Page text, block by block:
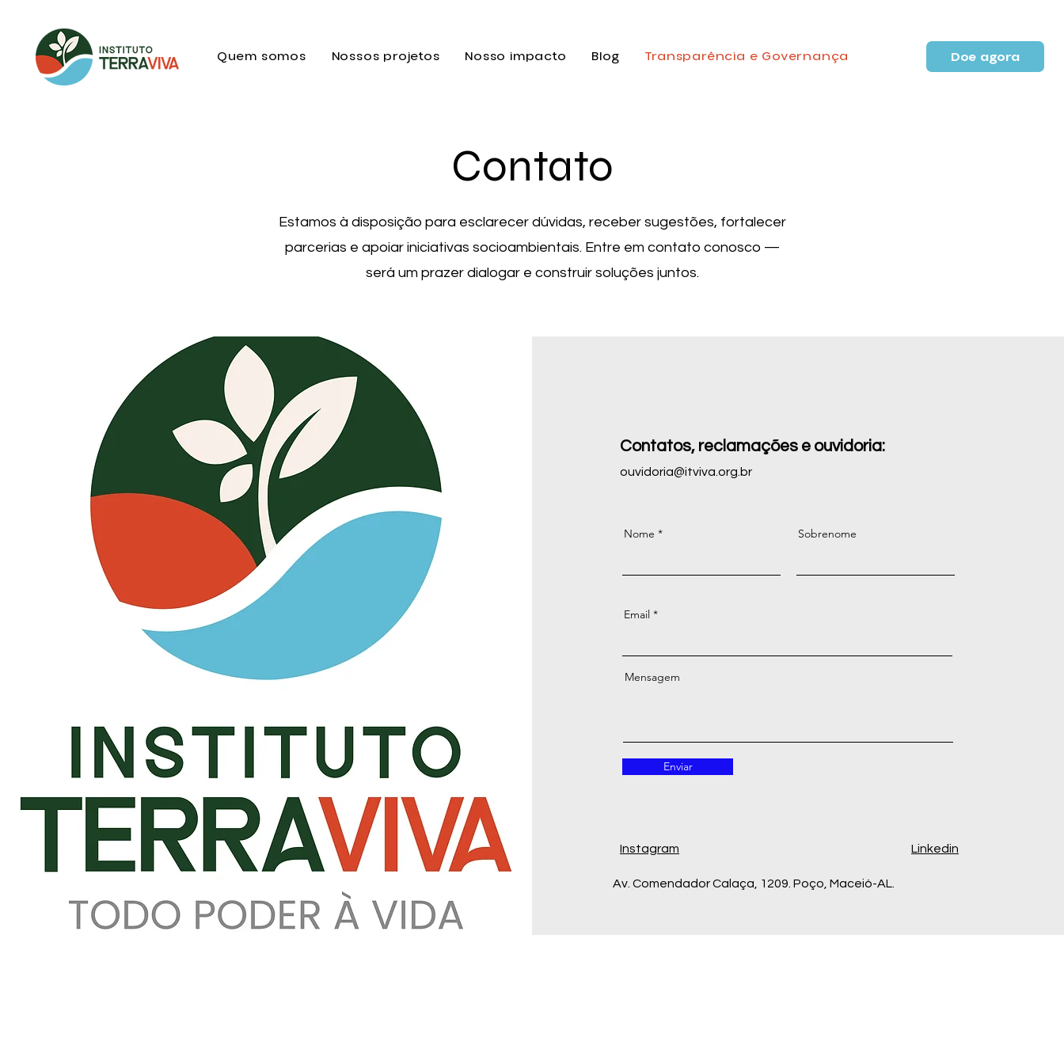
Quem somos Nossos projetos Nosso impacto Blog Transparência e Governança Doe agora
Contato
Estamos à disposição para esclarecer dúvidas, receber sugestões, fortalecer
parcerias e apoiar iniciativas socioambientais. Entre em contato conosco —
será um prazer dialogar e construir soluções juntos.
Contatos, reclamações e ouvidoria:
ouvidoria@itviva.org.br
Nome Sobrenome
Email
Mensagem
Enviar
Instagram Linkedin
Av. Comendador Calaça, 1209. Poço, Maceió-AL.